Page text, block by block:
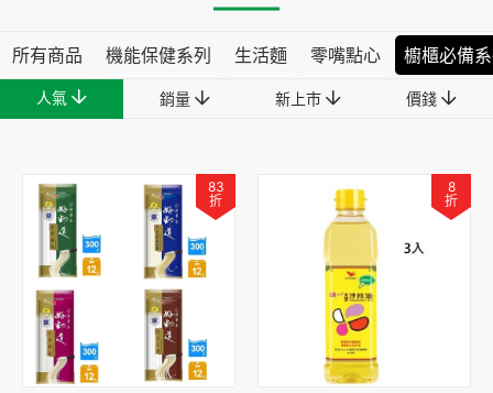
所有商品 機能保健系列 生活麵 零嘴點心 櫥櫃必備
人氣 銷量 新上市 價錢
83
折
8
折